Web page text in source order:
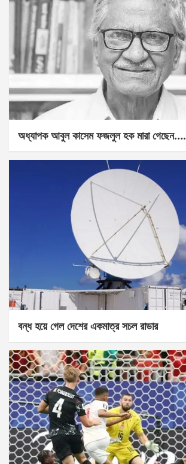
অধ্যাপক আবুল কাসেম ফজলুল হক মারা গেছেন….
বন্ধ হয়ে গেল দেশের একমাত্র সচল রাডার